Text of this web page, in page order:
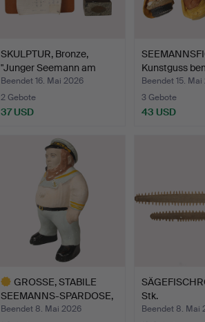
SKULPTUR, Bronze,
"Junger Seemann am
Steue…
Beendet 16. Mai 2026
2 Gebote
37 USD
Kunstguss
Bosson,…
Beendet 15.
3 Gebote
43 USD
GROSSE, STABILE
SEEMANNS-SPARDOSE,
Gips be…
Beendet 8. Mai 2026
Stk.
Beendet 8. Mai